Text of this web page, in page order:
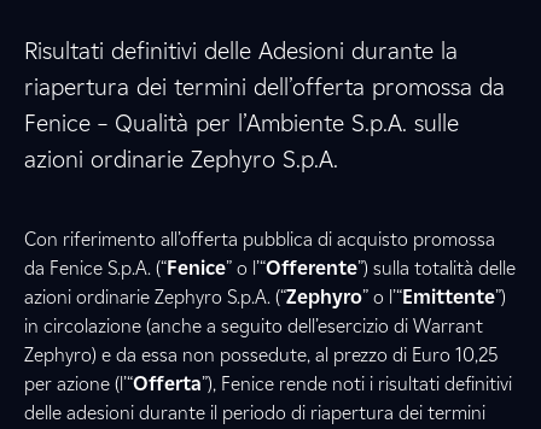
Risultati definitivi delle Adesioni durante la
riapertura dei termini dell’offerta promossa da
Fenice – Qualità per l’Ambiente S.p.A. sulle
azioni ordinarie Zephyro S.p.A.
Con riferimento all’offerta pubblica di acquisto promossa
da Fenice S.p.A. (“Fenice” o l’“Offerente”) sulla totalità delle
azioni ordinarie Zephyro S.p.A. (“Zephyro” o l’“Emittente”)
in circolazione (anche a seguito dell’esercizio di Warrant
Zephyro) e da essa non possedute, al prezzo di Euro 10,25
per azione (l’“Offerta”), Fenice rende noti i risultati definitivi
delle adesioni durante il periodo di riapertura dei termini